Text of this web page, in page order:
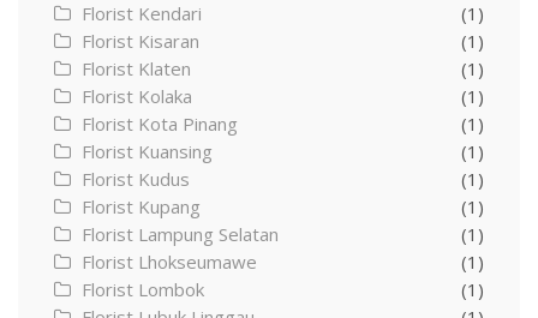
Florist Kendari
(1)
Florist Kisaran
(1)
Florist Klaten
(1)
Florist Kolaka
(1)
Florist Kota Pinang
(1)
Florist Kuansing
(1)
Florist Kudus
(1)
Florist Kupang
(1)
Florist Lampung Selatan
(1)
Florist Lhokseumawe
(1)
Florist Lombok
(1)